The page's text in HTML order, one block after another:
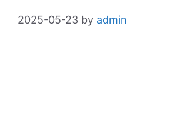
2025-05-23 by admin